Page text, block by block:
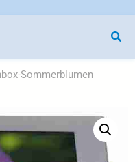
Sommerblumen